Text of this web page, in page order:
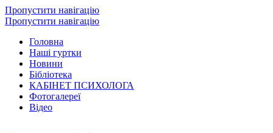
Пропустити навігацію
Пропустити навігацію
Головна
Наші гуртки
Новини
Бібліотека
КАБІНЕТ ПСИХОЛОГА
Фотогалереї
Відео